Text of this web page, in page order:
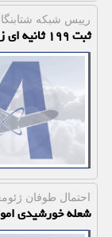
رییس شبكه
ثبت ۱۹۹ ثانیه ای زلزله بم از راه دستگاههای شتابنگاری
احتمال طوفان
شعله خورشیدی